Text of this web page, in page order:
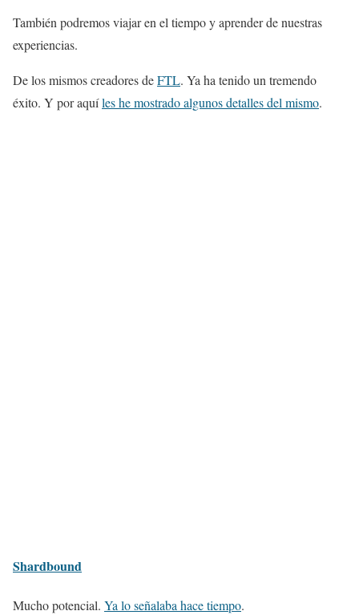
También podremos viajar en el tiempo y aprender de nuestras
experiencias.
De los mismos creadores deFTL. Ya ha tenido un tremendo
éxito. Y por aquíles he mostrado algunos detalles del mismo.
Shardbound
Mucho potencial. Ya lo señalaba hace tiempo.